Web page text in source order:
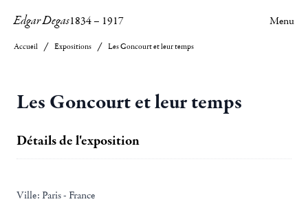
Edgar Degas1834– 1917 Menu
Accueil Expositions Les Goncourt et leur temps
Les Goncourt et leur temps
Détails de l'exposition
Ville: Paris - France